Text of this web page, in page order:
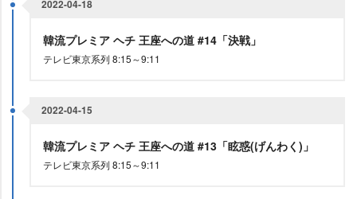
2022-04-18
韓流プレミア ヘチ 王座への道 #14「決戦」
テレビ東京系列 8:15～9:11
2022-04-15
韓流プレミア ヘチ 王座への道 #13「眩惑(げんわく)」
テレビ東京系列 8:15～9:11